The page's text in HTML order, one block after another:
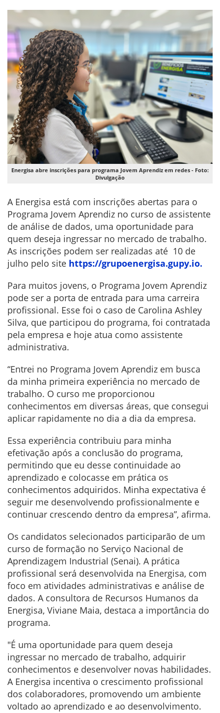
Energisa abre inscrições para programa Jovem Aprendiz em redes - Foto:
Divulgação
A Energisa está com inscrições abertas para o
Programa Jovem Aprendiz no curso de assistente
de análise de dados, uma oportunidade para
quem deseja ingressar no mercado de trabalho.
As inscrições podem ser realizadas até 10 de
julho pelo site https://grupoenergisa.gupy.io.
Para muitos jovens, o Programa Jovem Aprendiz
pode ser a porta de entrada para uma carreira
profissional. Esse foi o caso de Carolina Ashley
Silva, que participou do programa, foi contratada
pela empresa e hoje atua como assistente
administrativa.
“Entrei no Programa Jovem Aprendiz em busca
da minha primeira experiência no mercado de
trabalho. O curso me proporcionou
conhecimentos em diversas áreas, que consegui
aplicar rapidamente no dia a dia da empresa.
Essa experiência contribuiu para minha
efetivação após a conclusão do programa,
permitindo que eu desse continuidade ao
aprendizado e colocasse em prática os
conhecimentos adquiridos. Minha expectativa é
seguir me desenvolvendo profissionalmente e
continuar crescendo dentro da empresa”, afirma.
Os candidatos selecionados participarão de um
curso de formação no Serviço Nacional de
Aprendizagem Industrial (Senai). A prática
profissional será desenvolvida na Energisa, com
foco em atividades administrativas e análise de
dados. A consultora de Recursos Humanos da
Energisa, Viviane Maia, destaca a importância do
programa.
"É uma oportunidade para quem deseja
ingressar no mercado de trabalho, adquirir
conhecimentos e desenvolver novas habilidades.
A Energisa incentiva o crescimento profissional
dos colaboradores, promovendo um ambiente
voltado ao aprendizado e ao desenvolvimento.